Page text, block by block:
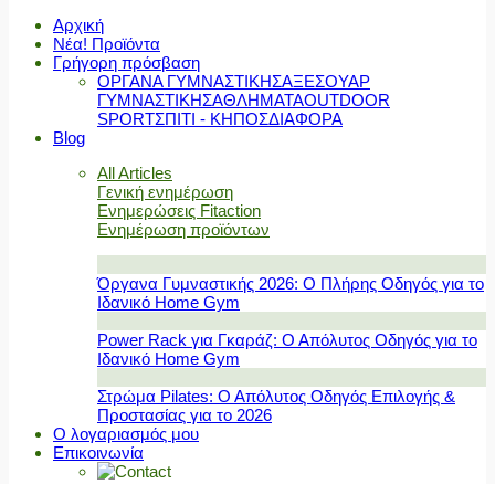
Αρχική
Νέα! Προϊόντα
Γρήγορη πρόσβαση
ΟΡΓΑΝΑ ΓΥΜΝΑΣΤΙΚΗΣΑΞΕΣΟΥΑΡ
ΓΥΜΝΑΣΤΙΚΗΣΑΘΛΗΜΑΤΑOUTDOOR
SPORTΣΠΙΤΙ - ΚΗΠΟΣΔΙΑΦΟΡΑ
Blog
All Articles
Γενική ενημέρωση
Ενημερώσεις Fitaction
Ενημέρωση προϊόντων
Όργανα Γυμναστικής 2026: Ο Πλήρης Οδηγός για το
Ιδανικό Home Gym
Power Rack για Γκαράζ: Ο Απόλυτος Οδηγός για το
Ιδανικό Home Gym
Στρώμα Pilates: Ο Απόλυτος Οδηγός Επιλογής &
Προστασίας για το 2026
Ο λογαριασμός μου
Επικοινωνία